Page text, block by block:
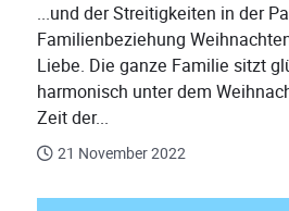
...und der Streitigkeiten in der
Familienbeziehung
Liebe. Die ganze Familie sitzt
harmonisch unter dem
Zeit der...
21 November 2022